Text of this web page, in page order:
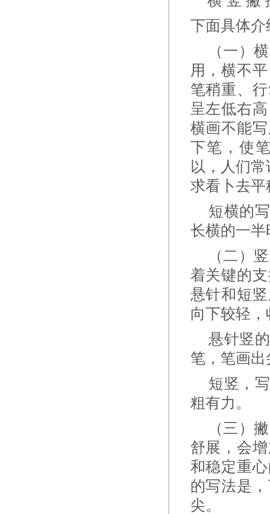
下面具体
（一）横
用，横不
笔稍重、
呈左低右
横画不能
下笔，使
以，人们
求看卜去
短横的写
长横的一
（二）竖
着关键的
悬针和短
向下较轻
悬针竖的
笔，笔画出
短竖，写
粗有力。
（三）撇
舒展，会
和稳定重
的写法是
尖。